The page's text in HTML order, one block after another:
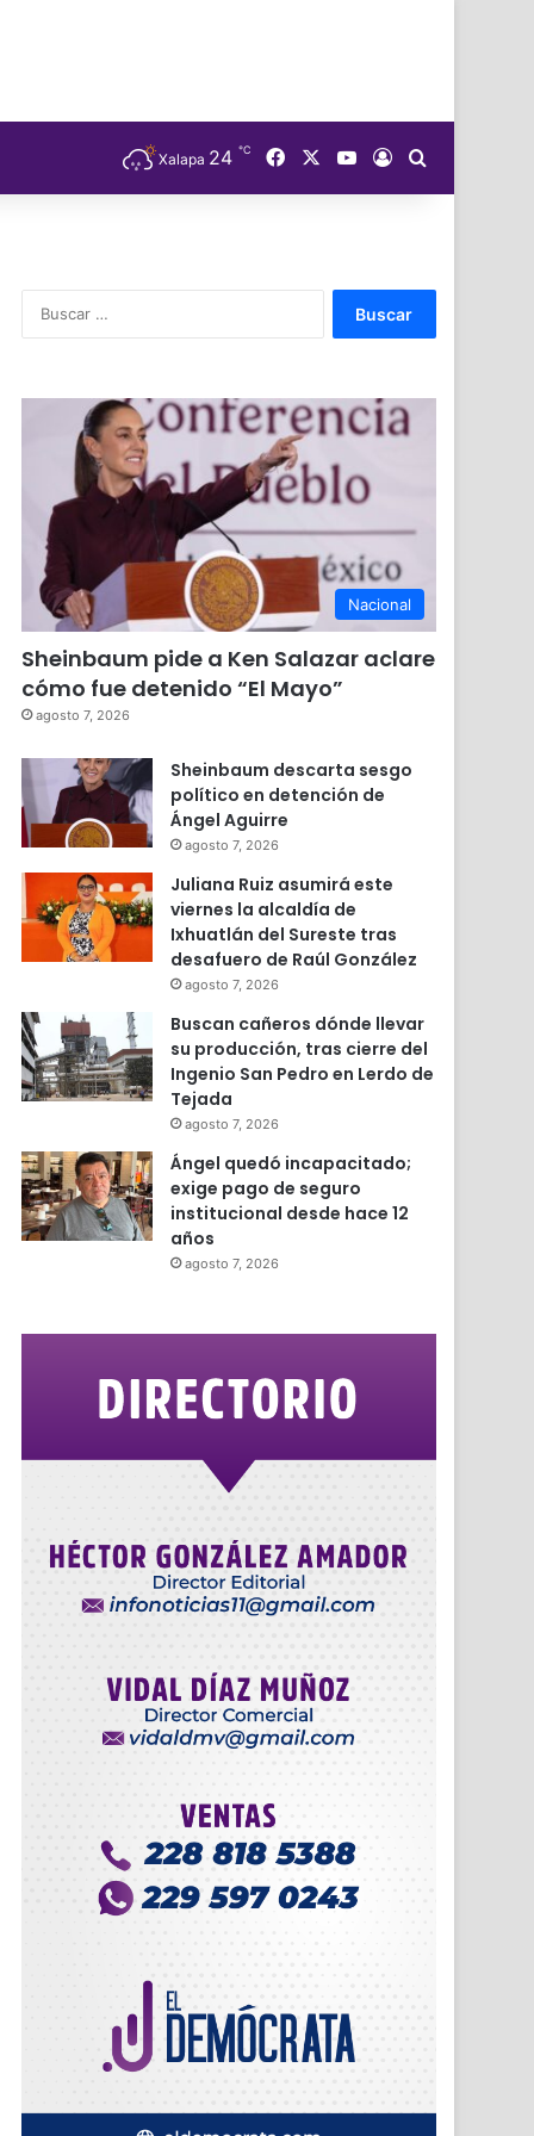
Xalapa 24 ℃ FacebookYouTube
Acceso
Nacional
Sheinbaum pide a Ken Salazar aclare
cómo fue detenido “El Mayo”
agosto 7, 2026
Sheinbaum descarta sesgo
político en detención de
Ángel Aguirre
agosto 7, 2026
Juliana Ruiz asumirá este
viernes la alcaldía de
Ixhuatlán del Sureste tras
desafuero de Raúl González
agosto 7, 2026
Buscan cañeros dónde llevar
su producción, tras cierre del
Ingenio San Pedro en Lerdo de
Tejada
agosto 7, 2026
Ángel quedó incapacitado;
exige pago de seguro
institucional desde hace 12
años
agosto 7, 2026